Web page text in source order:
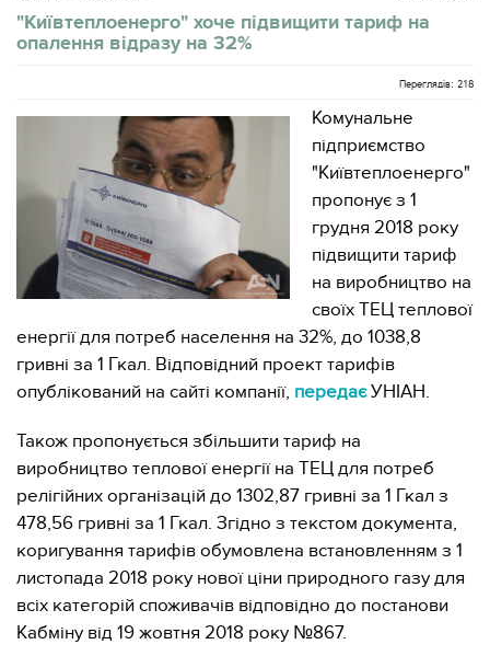
"Київтеплоенерго" хоче підвищити тариф на
опалення відразу на 32%
Переглядів: 218
Комунальне
підприємство
"Київтеплоенерго"
пропонує з 1
грудня 2018 року
підвищити тариф
на виробництво на
своїх ТЕЦ теплової
енергії для потреб населення на 32%, до 1038,8
гривні за 1 Гкал. Відповідний проект тарифів
опублікований на сайті компанії, передаєУНІАН.
Також пропонується збільшити тариф на
виробництво теплової енергії на ТЕЦ для потреб
релігійних організацій до 1302,87 гривні за 1 Гкал з
478,56 гривні за 1 Гкал. Згідно з текстом документа,
коригування тарифів обумовлена ​​встановленням з 1
листопада 2018 року нової ціни природного газу для
всіх категорій споживачів відповідно до постанови
Кабміну від 19 жовтня 2018 року №867.